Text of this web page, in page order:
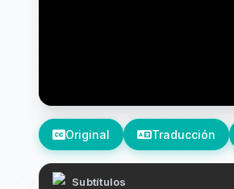
Original Traducción
Subtítulos